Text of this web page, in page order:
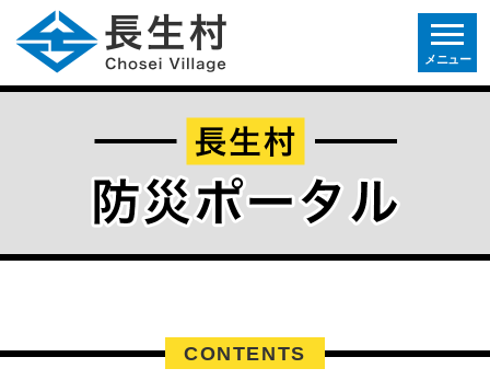
メニュー
CONTENTS